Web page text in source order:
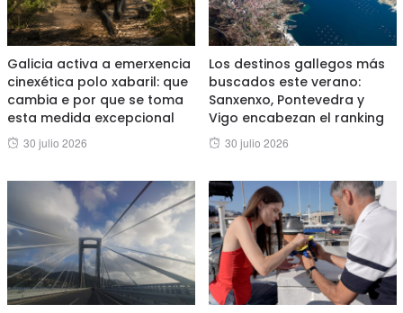
Galicia activa a emerxencia
cinexética polo xabaril: que
cambia e por que se toma
esta medida excepcional
Posted
30 julio 2026
Los destinos gallegos más
buscados este verano:
Sanxenxo, Pontevedra y
Vigo encabezan el ranking
Posted
30 julio 2026